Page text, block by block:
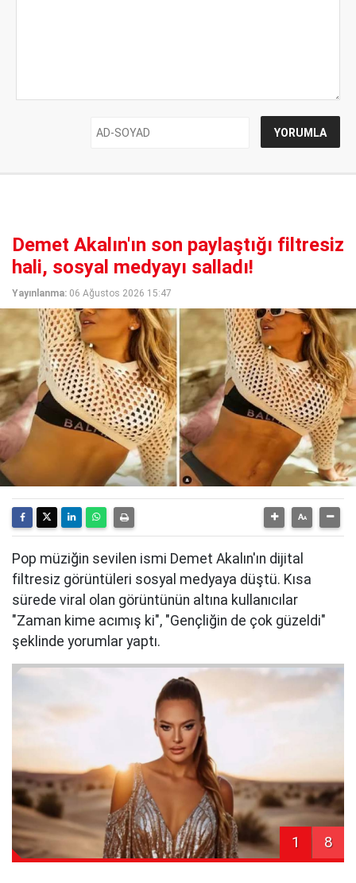
Demet Akalın'ın son paylaştığı filtresiz
hali, sosyal medyayı salladı!
Yayınlanma: 06 Ağustos 2026 15:47
Pop müziğin sevilen ismi Demet Akalın'ın dijital
filtresiz görüntüleri sosyal medyaya düştü. Kısa
sürede viral olan görüntünün altına kullanıcılar
"Zaman kime acımış ki", "Gençliğin de çok güzeldi"
şeklinde yorumlar yaptı.
1 8